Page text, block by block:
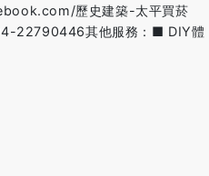
歷史建築-太平買菸
22790446其他服務：■ DIY體